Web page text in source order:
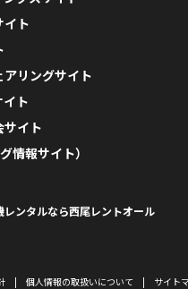
イト
リングサイト
ト
サイト
情報サイト）
ンタルなら西尾レントオール
個人情報の取扱いについて サイト